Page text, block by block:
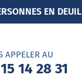
EN DEUIL
APPELER AU
14 28 31